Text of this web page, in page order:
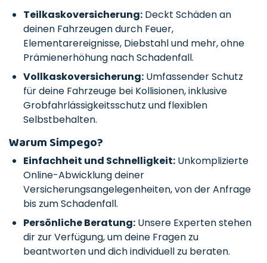
Teilkaskoversicherung: Deckt Schäden an
deinen Fahrzeugen durch Feuer,
Elementarereignisse, Diebstahl und mehr, ohne
Prämienerhöhung nach Schadenfall.
Vollkaskoversicherung: Umfassender Schutz
für deine Fahrzeuge bei Kollisionen, inklusive
Grobfahrlässigkeitsschutz und flexiblen
Selbstbehalten.
Warum Simpego?
Einfachheit und Schnelligkeit: Unkomplizierte
Online-Abwicklung deiner
Versicherungsangelegenheiten, von der Anfrage
bis zum Schadenfall.
Persönliche Beratung: Unsere Experten stehen
dir zur Verfügung, um deine Fragen zu
beantworten und dich individuell zu beraten.